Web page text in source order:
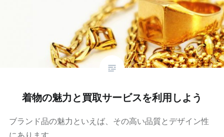
着物の魅力と買取サービスを利用しよう
ブランド品の魅力といえば、その高い品質とデザイン性
にあります。